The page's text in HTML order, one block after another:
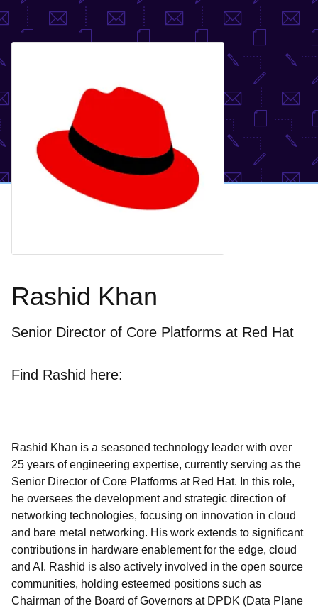
Rashid Khan
Senior Director of Core Platforms at Red Hat
Find Rashid here:
Rashid Khan is a seasoned technology leader with over
25 years of engineering expertise, currently serving as the
Senior Director of Core Platforms at Red Hat. In this role,
he oversees the development and strategic direction of
networking technologies, focusing on innovation in cloud
and bare metal networking. His work extends to significant
contributions in hardware enablement for the edge, cloud
and AI. Rashid is also actively involved in the open source
communities, holding esteemed positions such as
Chairman of the Board of Governors at DPDK (Data Plane